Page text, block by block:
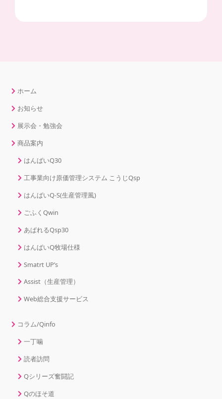
ホーム
お知らせ
展示会・勉強会
商品案内
はんばいQ30
工事業向け原価管理システム こうじQsp
はんばいQ-S(生産管理風)
ごふくQwin
あぱれるQsp30
はんばいQ牧場仕様
Smatrt UP’s
Assist（生産管理）
Web総合支援サービス
コラム/Qinfo
一丁噛
読者訪問
Qシリーズ奮闘記
Qのほそ道